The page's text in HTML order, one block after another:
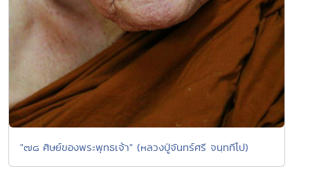
"๗๘ ศิษย์ของพระพุทธเจ้า" (หลวงปู่จันทร์ศรี จนฺททีโป)